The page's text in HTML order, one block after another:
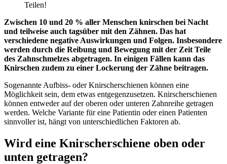
Teilen!
Zwischen 10 und 20 % aller Menschen knirschen bei Nacht
und teilweise auch tagsüber mit den Zähnen. Das hat
verschiedene negative Auswirkungen und Folgen. Insbesondere
werden durch die Reibung und Bewegung mit der Zeit Teile
des Zahnschmelzes abgetragen. In einigen Fällen kann das
Knirschen zudem zu einer Lockerung der Zähne beitragen.
Sogenannte Aufbiss- oder Knirscherschienen können eine
Möglichkeit sein, dem etwas entgegenzusetzen. Knirscherschienen
können entweder auf der oberen oder unteren Zahnreihe getragen
werden. Welche Variante für eine Patientin oder einen Patienten
sinnvoller ist, hängt von unterschiedlichen Faktoren ab.
Wird eine Knirscherschiene oben oder
unten getragen?